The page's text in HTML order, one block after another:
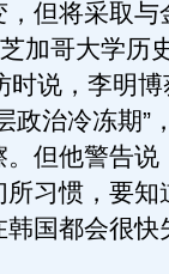
但将采取与
加哥大学历
说，李明
政治冷冻期”
但他警告说
习惯，要知
国都会很快